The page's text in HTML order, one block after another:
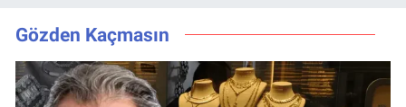
Gözden Kaçmasın